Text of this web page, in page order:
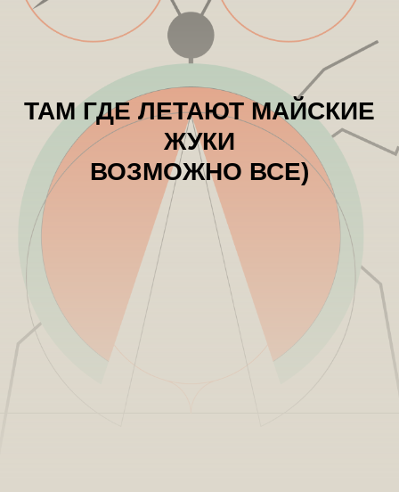
ТАМ ГДЕ ЛЕТАЮТ МАЙСКИЕ
ЖУКИ
ВОЗМОЖНО ВСЕ)